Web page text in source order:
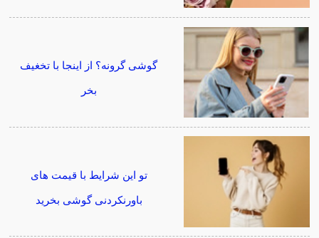
گوشی گرونه؟ از اینجا با تخغیف
بخر
تو این شرایط با قیمت های
باورنکردنی گوشی بخرید